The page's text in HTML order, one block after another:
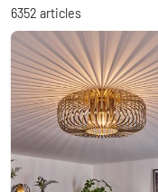
6352 articles